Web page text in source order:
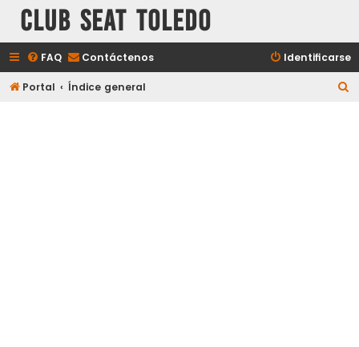
Club Seat Toledo
FAQ Contáctenos Identificarse
Portal Índice general